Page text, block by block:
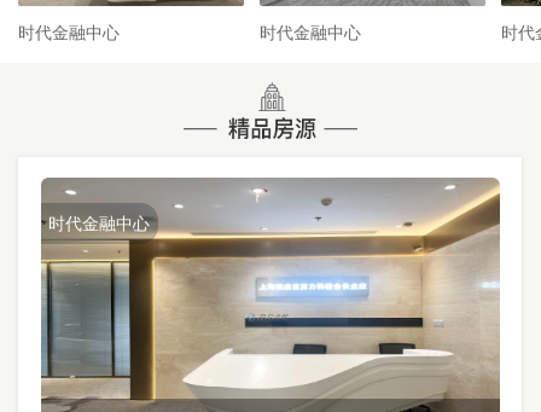
时代金融中心 时代金融中心 时代
时代金融中心